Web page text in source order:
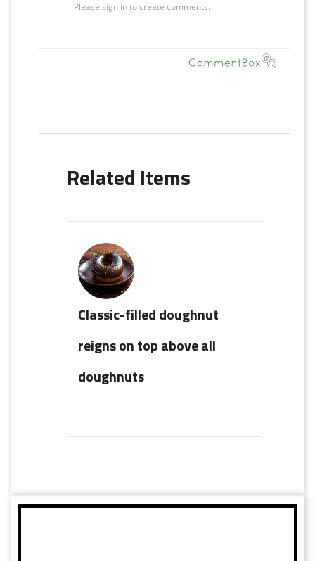
Related Items
Classic-filled doughnut
reigns on top above all
doughnuts